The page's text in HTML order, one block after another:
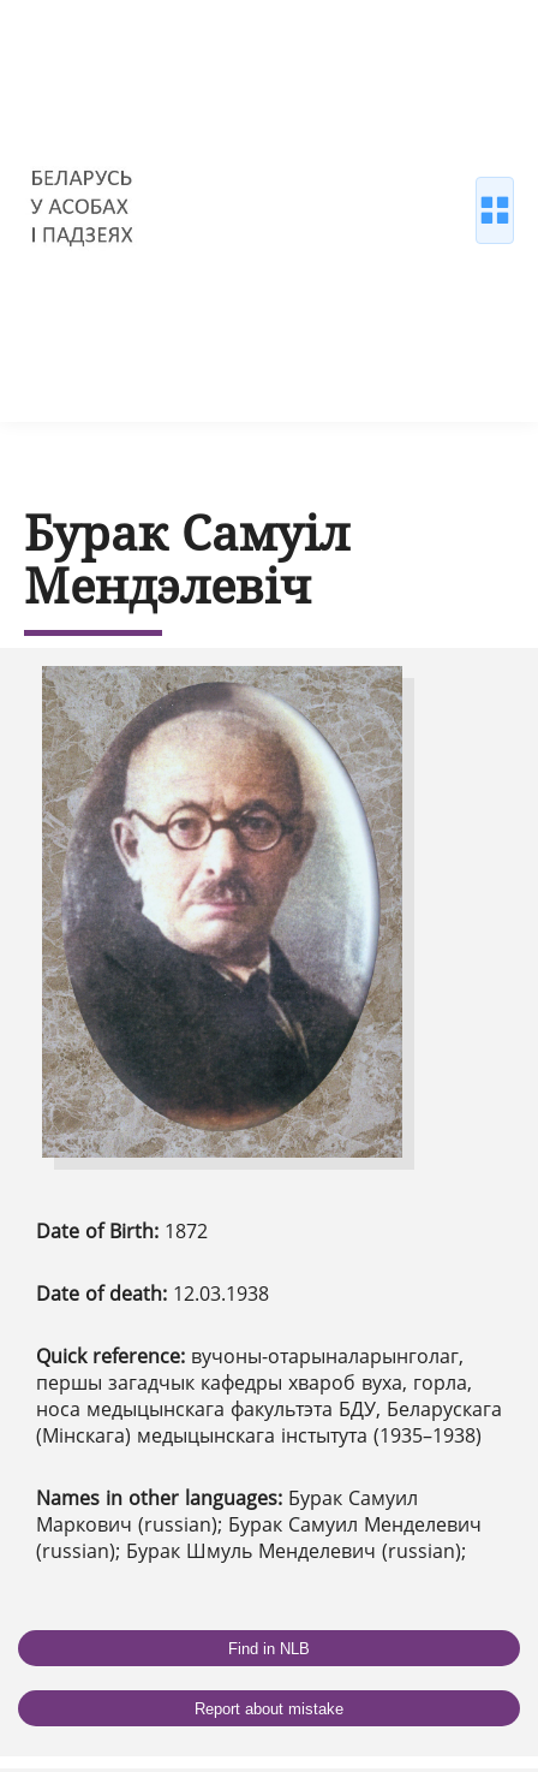
Бурак Самуіл
Мендэлевіч
Date of Birth: 1872
Date of death: 12.03.1938
Quick reference: вучоны-отарыналарынголаг,
першы загадчык кафедры хвароб вуха, горла,
носа медыцынскага факультэта БДУ, Беларускага
(Мінскага) медыцынскага інстытута (1935–1938)
Names in other languages: Бурак Самуил
Маркович (russian); Бурак Самуил Менделевич
(russian); Бурак Шмуль Менделевич (russian);
Find in NLB
Report about mistake